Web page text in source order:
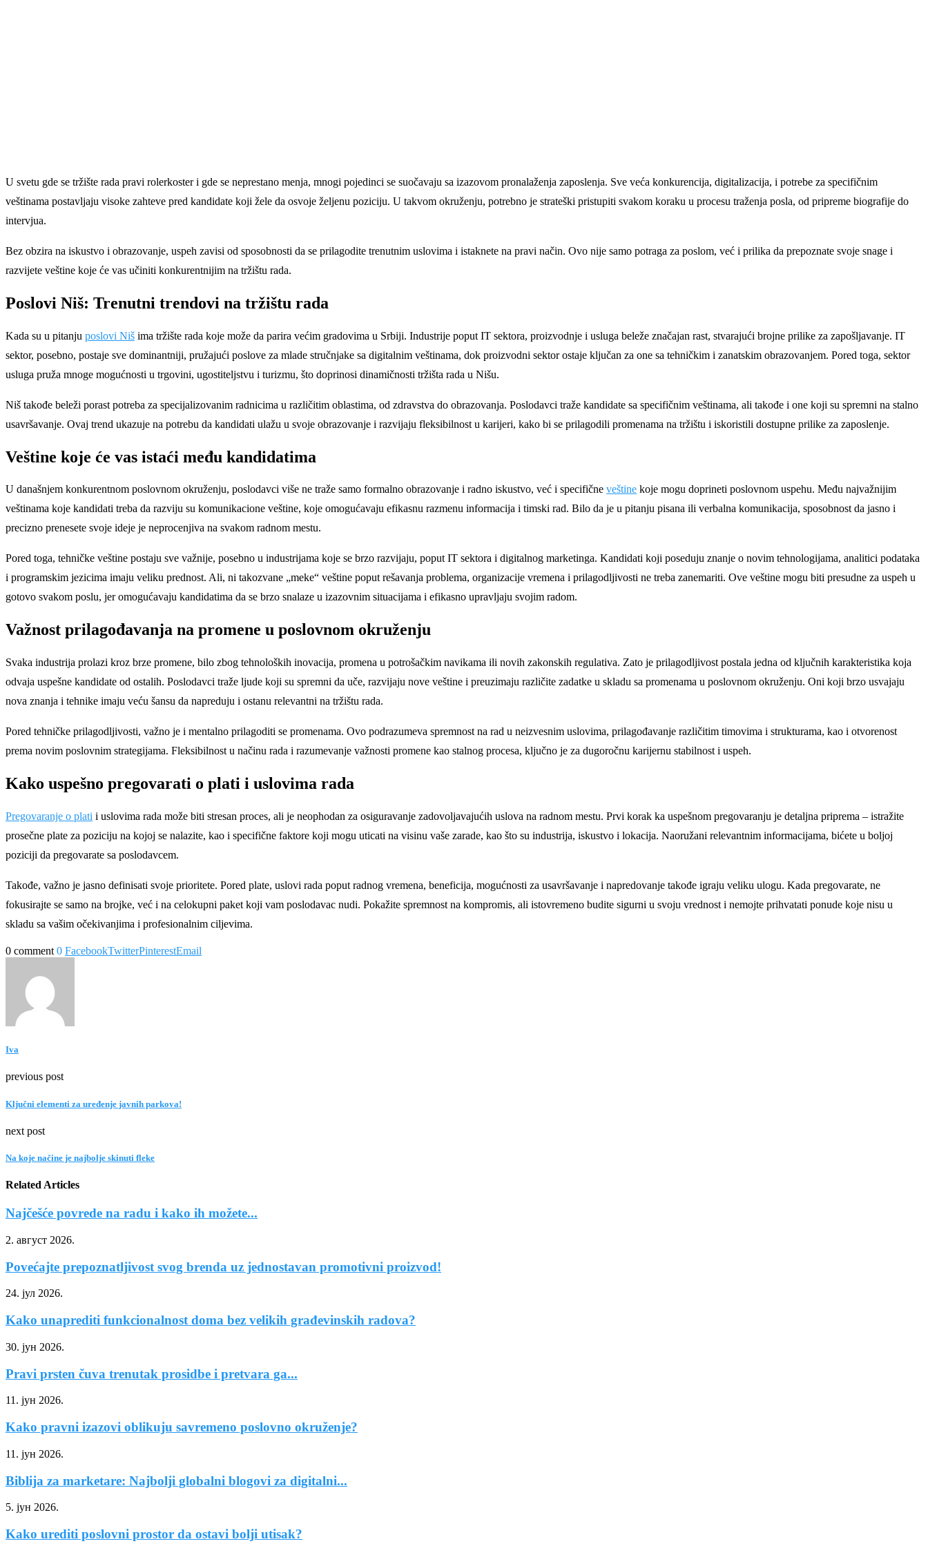
U svetu gde se tržište rada pravi rolerkoster i gde se neprestano menja, mnogi pojedinci se suočavaju sa izazovom pronalaženja zaposlenja. Sve veća konkurencija, digitalizacija, i potrebe za specifičnim
veštinama postavljaju visoke zahteve pred kandidate koji žele da osvoje željenu poziciju. U takvom okruženju, potrebno je strateški pristupiti svakom koraku u procesu traženja posla, od pripreme biografije do
intervjua.
Bez obzira na iskustvo i obrazovanje, uspeh zavisi od sposobnosti da se prilagodite trenutnim uslovima i istaknete na pravi način. Ovo nije samo potraga za poslom, već i prilika da prepoznate svoje snage i
razvijete veštine koje će vas učiniti konkurentnijim na tržištu rada.
Poslovi Niš: Trenutni trendovi na tržištu rada
Kada su u pitanju poslovi Niš ima tržište rada koje može da parira većim gradovima u Srbiji. Industrije poput IT sektora, proizvodnje i usluga beleže značajan rast, stvarajući brojne prilike za zapošljavanje. IT
sektor, posebno, postaje sve dominantniji, pružajući poslove za mlade stručnjake sa digitalnim veštinama, dok proizvodni sektor ostaje ključan za one sa tehničkim i zanatskim obrazovanjem. Pored toga, sektor
usluga pruža mnoge mogućnosti u trgovini, ugostiteljstvu i turizmu, što doprinosi dinamičnosti tržišta rada u Nišu.
Niš takođe beleži porast potreba za specijalizovanim radnicima u različitim oblastima, od zdravstva do obrazovanja. Poslodavci traže kandidate sa specifičnim veštinama, ali takođe i one koji su spremni na stalno
usavršavanje. Ovaj trend ukazuje na potrebu da kandidati ulažu u svoje obrazovanje i razvijaju fleksibilnost u karijeri, kako bi se prilagodili promenama na tržištu i iskoristili dostupne prilike za zaposlenje.
Veštine koje će vas istaći među kandidatima
U današnjem konkurentnom poslovnom okruženju, poslodavci više ne traže samo formalno obrazovanje i radno iskustvo, već i specifične veštine koje mogu doprineti poslovnom uspehu. Među najvažnijim
veštinama koje kandidati treba da razviju su komunikacione veštine, koje omogućavaju efikasnu razmenu informacija i timski rad. Bilo da je u pitanju pisana ili verbalna komunikacija, sposobnost da jasno i
precizno prenesete svoje ideje je neprocenjiva na svakom radnom mestu.
Pored toga, tehničke veštine postaju sve važnije, posebno u industrijama koje se brzo razvijaju, poput IT sektora i digitalnog marketinga. Kandidati koji poseduju znanje o novim tehnologijama, analitici podataka
i programskim jezicima imaju veliku prednost. Ali, ni takozvane „meke“ veštine poput rešavanja problema, organizacije vremena i prilagodljivosti ne treba zanemariti. Ove veštine mogu biti presudne za uspeh u
gotovo svakom poslu, jer omogućavaju kandidatima da se brzo snalaze u izazovnim situacijama i efikasno upravljaju svojim radom.
Važnost prilagođavanja na promene u poslovnom okruženju
Svaka industrija prolazi kroz brze promene, bilo zbog tehnoloških inovacija, promena u potrošačkim navikama ili novih zakonskih regulativa. Zato je prilagodljivost postala jedna od ključnih karakteristika koja
odvaja uspešne kandidate od ostalih. Poslodavci traže ljude koji su spremni da uče, razvijaju nove veštine i preuzimaju različite zadatke u skladu sa promenama u poslovnom okruženju. Oni koji brzo usvajaju
nova znanja i tehnike imaju veću šansu da napreduju i ostanu relevantni na tržištu rada.
Pored tehničke prilagodljivosti, važno je i mentalno prilagoditi se promenama. Ovo podrazumeva spremnost na rad u neizvesnim uslovima, prilagođavanje različitim timovima i strukturama, kao i otvorenost
prema novim poslovnim strategijama. Fleksibilnost u načinu rada i razumevanje važnosti promene kao stalnog procesa, ključno je za dugoročnu karijernu stabilnost i uspeh.
Kako uspešno pregovarati o plati i uslovima rada
Pregovaranje o plati i uslovima rada može biti stresan proces, ali je neophodan za osiguravanje zadovoljavajućih uslova na radnom mestu. Prvi korak ka uspešnom pregovaranju je detaljna priprema – istražite
prosečne plate za poziciju na kojoj se nalazite, kao i specifične faktore koji mogu uticati na visinu vaše zarade, kao što su industrija, iskustvo i lokacija. Naoružani relevantnim informacijama, bićete u boljoj
poziciji da pregovarate sa poslodavcem.
Takođe, važno je jasno definisati svoje prioritete. Pored plate, uslovi rada poput radnog vremena, beneficija, mogućnosti za usavršavanje i napredovanje takođe igraju veliku ulogu. Kada pregovarate, ne
fokusirajte se samo na brojke, već i na celokupni paket koji vam poslodavac nudi. Pokažite spremnost na kompromis, ali istovremeno budite sigurni u svoju vrednost i nemojte prihvatati ponude koje nisu u
skladu sa vašim očekivanjima i profesionalnim ciljevima.
0 comment 0 FacebookTwitterPinterestEmail
Iva
previous post
Ključni elementi za uređenje javnih parkova!
next post
Na koje načine je najbolje skinuti fleke
Related Articles
Najčešće povrede na radu i kako ih možete...
2. август 2026.
Povećajte prepoznatljivost svog brenda uz jednostavan promotivni proizvod!
24. јул 2026.
Kako unaprediti funkcionalnost doma bez velikih građevinskih radova?
30. јун 2026.
Pravi prsten čuva trenutak prosidbe i pretvara ga...
11. јун 2026.
Kako pravni izazovi oblikuju savremeno poslovno okruženje?
11. јун 2026.
Biblija za marketare: Najbolji globalni blogovi za digitalni...
5. јун 2026.
Kako urediti poslovni prostor da ostavi bolji utisak?